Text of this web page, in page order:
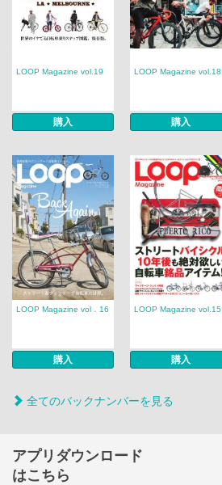
LOOP Magazine vol.19
購入
LOOP Magazine vol.18
購入
LOOP Magazine vol．16
購入
LOOP Magazine vol.15
購入
全てのバックナンバーを見る
アプリダウンロード
はこちら